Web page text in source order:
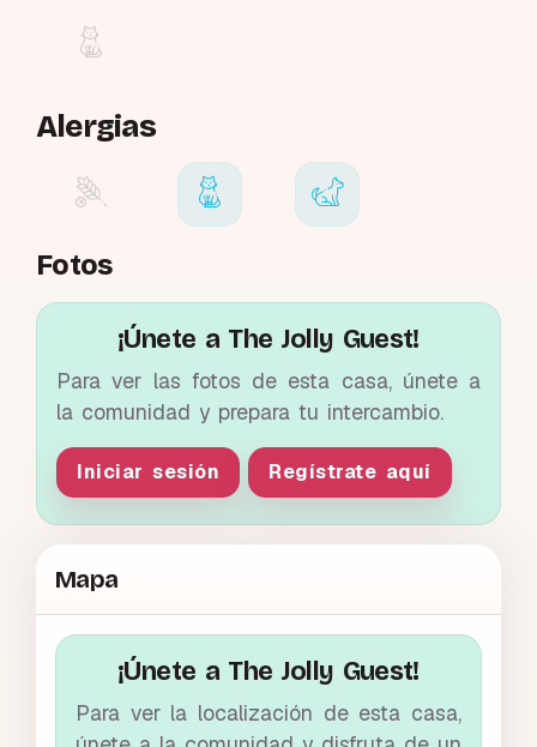
Alergias
Fotos
¡Únete a The Jolly Guest!
Para ver las fotos de esta casa, únete a
la comunidad y prepara tu intercambio.
Iniciar sesión Regístrate aquí
Mapa
¡Únete a The Jolly Guest!
Para ver la localización de esta casa,